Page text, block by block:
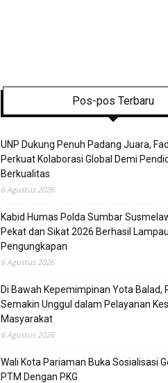
Pos-pos Terbaru
UNP Dukung Penuh Padang Juara,
Perkuat Kolaborasi Global Demi
Berkualitas
6 Agustus 2026
Kabid Humas Polda Sumbar
Pekat dan Sikat 2026 Berhasil
Pengungkapan
6 Agustus 2026
Di Bawah Kepemimpinan Yota Balad,
Semakin Unggul dalam Pelayanan
Masyarakat
6 Agustus 2026
Wali Kota Pariaman Buka Sosialisasi
PTM Dengan PKG